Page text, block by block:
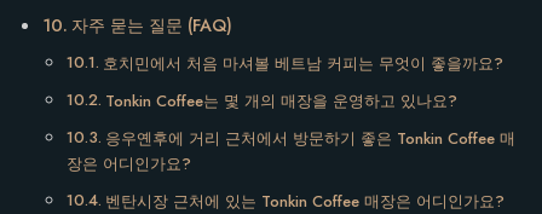
자주 묻는 질문 (FAQ)
호치민에서 처음 마셔볼 베트남 커피는 무엇이 좋을까요?
Tonkin Coffee는 몇 개의 매장을 운영하고 있나요?
응우옌후에 거리 근처에서 방문하기 좋은 Tonkin Coffee 매
장은 어디인가요?
벤탄시장 근처에 있는 Tonkin Coffee 매장은 어디인가요?